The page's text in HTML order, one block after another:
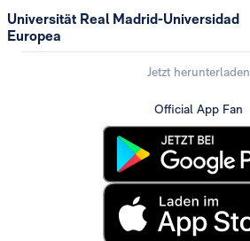
Universität Real Madrid-Universidad
Europea
Jetzt herunterladen
Official App Fan